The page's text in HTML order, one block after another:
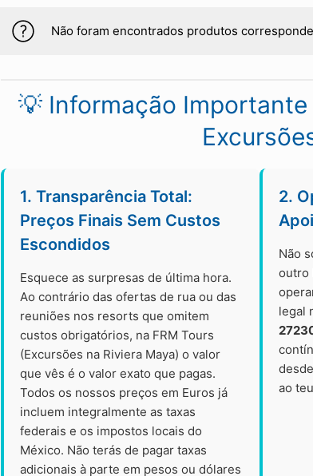
Não foram encontrados produtos
💡 Informação
1. Transparência Total:
Preços Finais Sem Custos
Escondidos
Esquece as surpresas de última hora.
Ao contrário das ofertas de rua ou das
reuniões nos resorts que omitem
custos obrigatórios, na FRM Tours
(Excursões na Riviera Maya) o valor
que vês é o valor exato que pagas.
Todos os nossos preços em Euros já
incluem integralmente as taxas
federais e os impostos locais do
México. Não terás de pagar taxas
adicionais à parte em pesos ou dólares
2.
Não
outro
legal
ao